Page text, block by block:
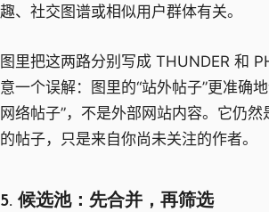
趣、社交图谱或相似用户群体有关。
图里把这两路分别写成 THUNDER 和
意一个误解：图里的“站外帖子”更准确
网络帖子”，不是外部网站内容。它仍
的帖子，只是来自你尚未关注的作者。
5. 候选池：先合并，再筛选